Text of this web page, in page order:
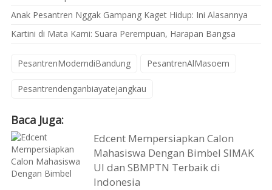
Anak Pesantren Nggak Gampang Kaget Hidup: Ini Alasannya
Kartini di Mata Kami: Suara Perempuan, Harapan Bangsa
PesantrenModerndiBandung PesantrenAlMasoem
Pesantrendenganbiayatejangkau
Baca Juga:
Edcent Mempersiapkan Calon
Mahasiswa Dengan Bimbel SIMAK
UI dan SBMPTN Terbaik di
Indonesia